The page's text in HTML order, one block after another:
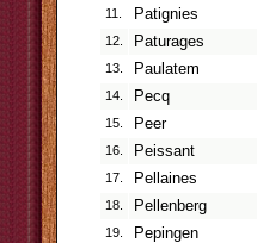
11.
Patignies
12.
Paturages
13.
Paulatem
14.
Pecq
15.
Peer
16.
Peissant
17.
Pellaines
18.
Pellenberg
19.
Pepingen